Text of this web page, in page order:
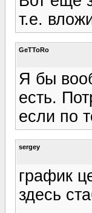
т.е.
GeTToRo
Я бы
есть.
если по
sergey
график
здесь